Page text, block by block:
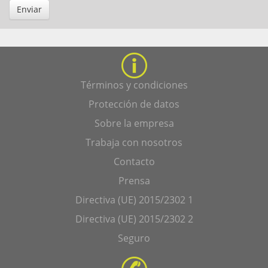
Enviar
Términos y condiciones
Protección de datos
Sobre la empresa
Trabaja con nosotros
Contacto
Prensa
Directiva (UE) 2015/2302 1
Directiva (UE) 2015/2302 2
Seguro